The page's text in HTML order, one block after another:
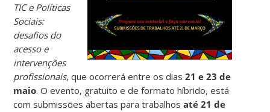
TIC e Políticas
Sociais:
desafios do
acesso e
intervenções
profissionais, que ocorrerá entre os dias21 e 23 de
maio. O evento, gratuito e de formato híbrido, está
com submissões abertas para trabalhosaté 21 de